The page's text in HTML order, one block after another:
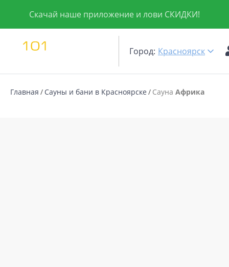
Скачай наше приложение и лови СКИДКИ!
Город: Красноярск
Главная Сауны и бани в Красноярске Сауна Африка